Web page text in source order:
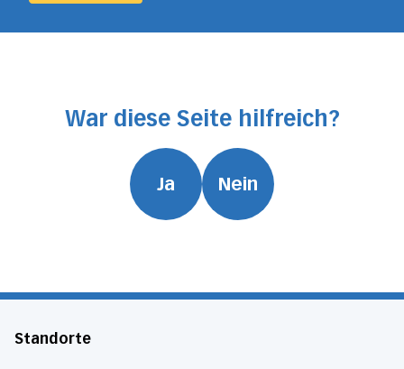
War diese Seite hilfreich?
Ja Nein
Standorte